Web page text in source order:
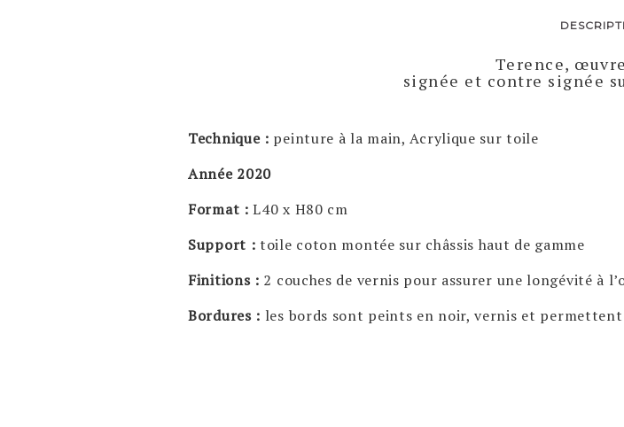
Terence,
signée et contre signée
Technique : peinture à la main, Acrylique sur toile
Année 2020
Format : L40 x H80 cm
Support : toile coton montée sur châssis haut de gamme
Finitions : 2 couches de vernis pour assurer une longévité à
Bordures : les bords sont peints en noir, vernis et